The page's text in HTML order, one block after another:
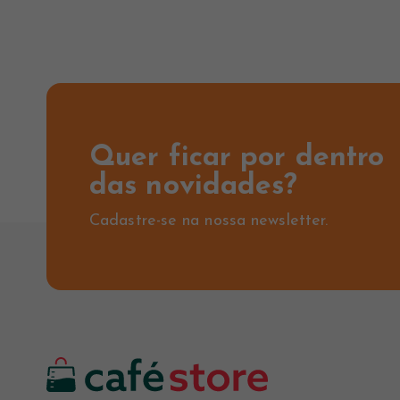
Quer ficar por dentro
das novidades?
Cadastre-se na nossa newsletter.